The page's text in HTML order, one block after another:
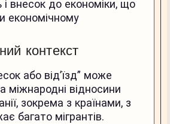
і внесок до економіки, що
економічному
контекст
або від’їзд” може
міжнародні відносини
зокрема з країнами, з
багато мігрантів.